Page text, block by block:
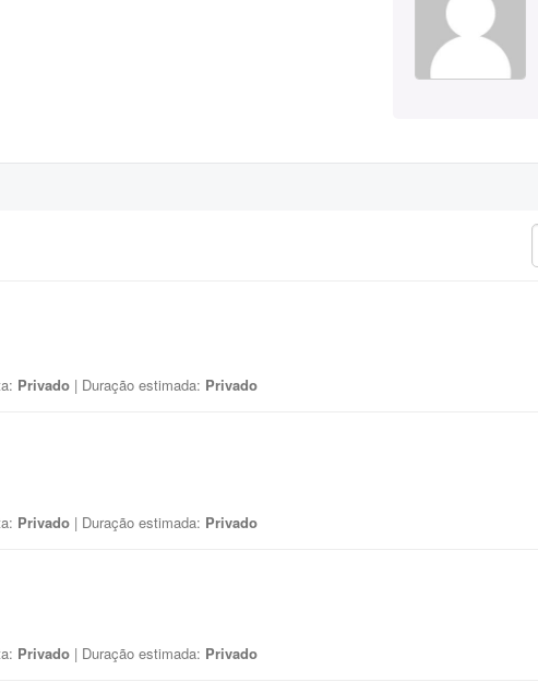
Privado | Duração estimada: Privado
Privado | Duração estimada: Privado
Privado | Duração estimada: Privado